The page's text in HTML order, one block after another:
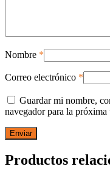
Nombre *
Correo electrónico *
Guardar mi nombre,
navegador para la
Productos